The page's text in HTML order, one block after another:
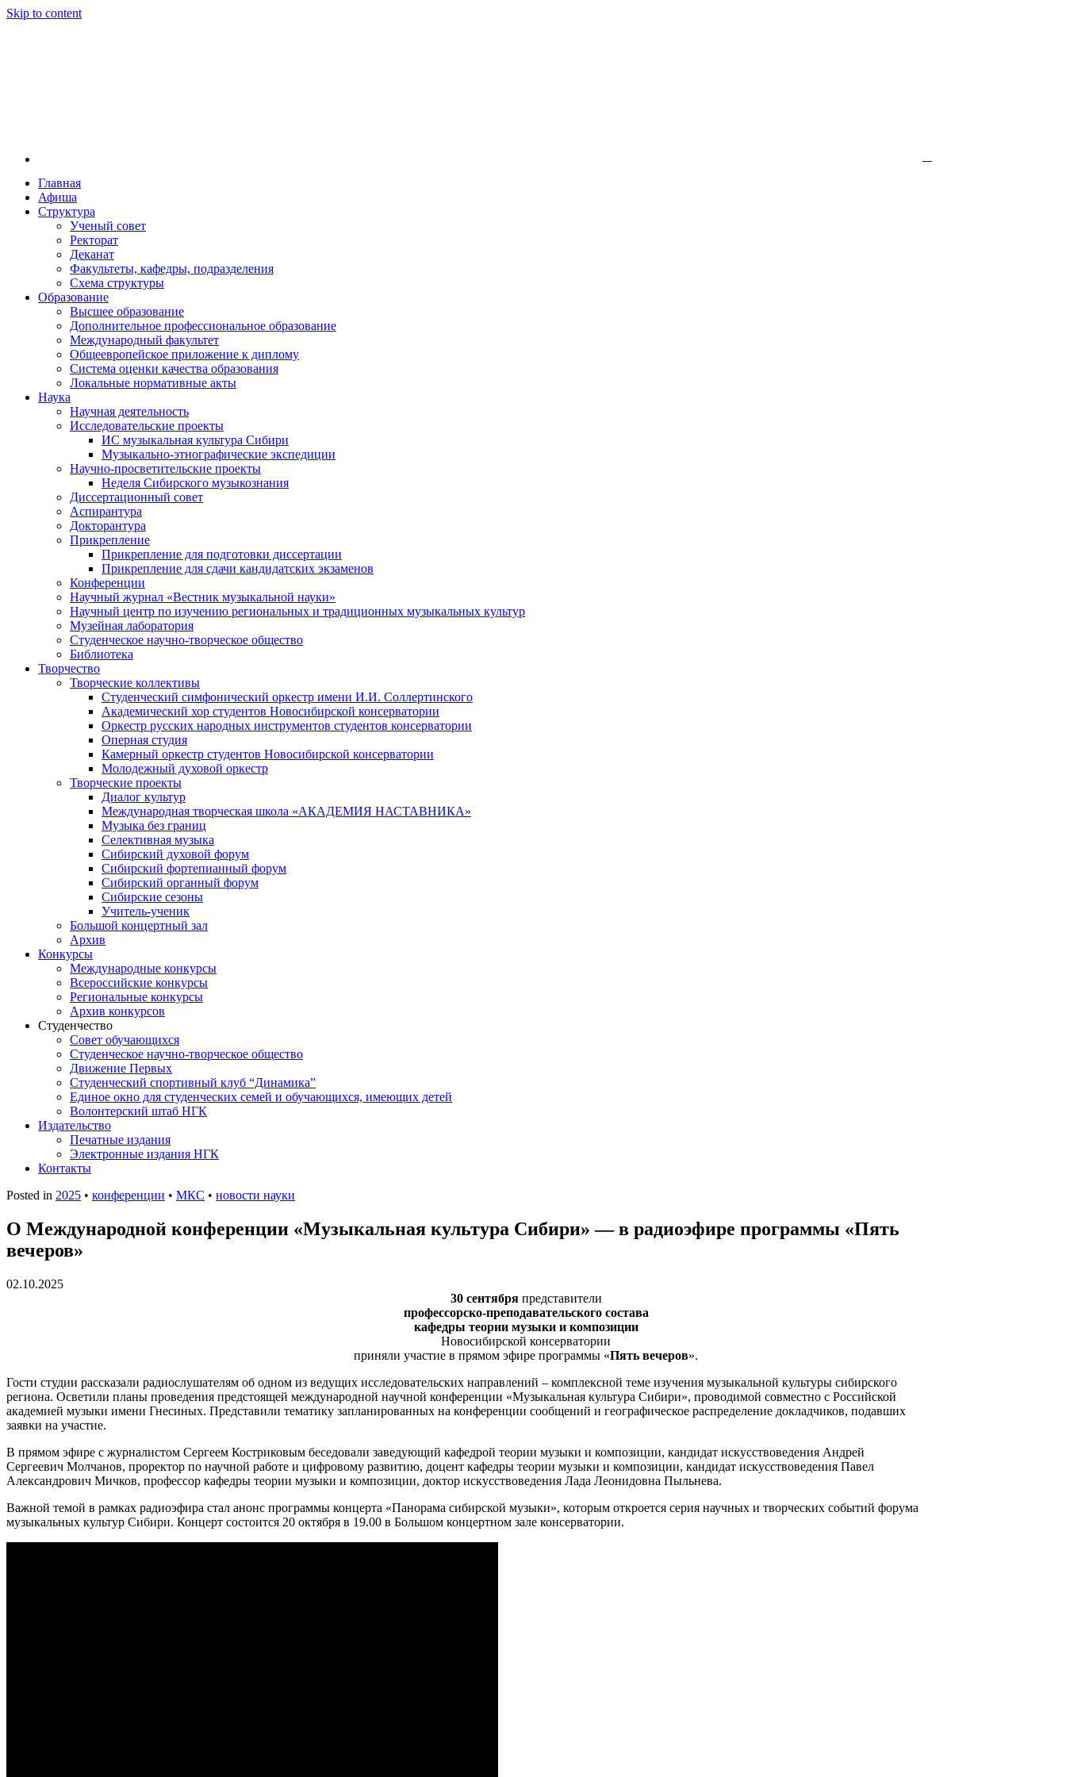
Skip to content
Новосибирская государственная консерватория имени М. И. Глинки
Новосибирская государственная консерватория имени М. И. Глинки — высшее музыкальное учебное заведение в Новосибирске. Основанная в 1956
году распоряжением совмина РСФСР и указом министерства культуры РСФСР, консерватория стала первым музыкальным высшим учебным
заведением в Сибири[2] и до сих пор остаётся единственным за пределами европейской части России[3]. С 1957 года она носит имя Михаила Ивановича
Глинки.
Главная
Афиша
Структура
Ученый совет
Ректорат
Деканат
Факультеты, кафедры, подразделения
Схема структуры
Образование
Высшее образование
Дополнительное профессиональное образование
Международный факультет
Общеевропейское приложение к диплому
Система оценки качества образования
Локальные нормативные акты
Наука
Научная деятельность
Исследовательские проекты
ИС музыкальная культура Сибири
Музыкально-этнографические экспедиции
Научно-просветительские проекты
Неделя Сибирского музыкознания
Диссертационный совет
Аспирантура
Докторантура
Прикрепление
Прикрепление для подготовки диссертации
Прикрепление для сдачи кандидатских экзаменов
Конференции
Научный журнал «Вестник музыкальной науки»
Научный центр по изучению региональных и традиционных музыкальных культур
Музейная лаборатория
Студенческое научно-творческое общество
Библиотека
Творчество
Творческие коллективы
Студенческий симфонический оркестр имени И.И. Соллертинского
Академический хор студентов Новосибирской консерватории
Оркестр русских народных инструментов студентов консерватории
Оперная студия
Камерный оркестр студентов Новосибирской консерватории
Молодежный духовой оркестр
Творческие проекты
Диалог культур
Международная творческая школа «АКАДЕМИЯ НАСТАВНИКА»
Музыка без границ
Селективная музыка
Сибирский духовой форум
Сибирский фортепианный форум
Сибирский органный форум
Сибирские сезоны
Учитель-ученик
Большой концертный зал
Архив
Конкурсы
Международные конкурсы
Всероссийские конкурсы
Региональные конкурсы
Архив конкурсов
Студенчество
Совет обучающихся
Студенческое научно-творческое общество
Движение Первых
Студенческий спортивный клуб “Динамика”
Единое окно для студенческих семей и обучающихся, имеющих детей
Волонтерский штаб НГК
Издательство
Печатные издания
Электронные издания НГК
Контакты
Posted in 2025 • конференции • МКС • новости науки
О Международной конференции «Музыкальная культура Сибири» — в радиоэфире программы «Пять
вечеров»
02.10.2025
30 сентябряпредставители
профессорско-преподавательского состава
кафедры теории музыки и композиции
Новосибирской консерватории
приняли участие в прямом эфире программы «Пять вечеров».
Гости студии рассказали радиослушателям об одном из ведущих исследовательских направлений – комплексной теме изучения музыкальной культуры сибирского
региона. Осветили планы проведения предстоящей международной научной конференции «Музыкальная культура Сибири», проводимой совместно с Российской
академией музыки имени Гнесиных. Представили тематику запланированных на конференции сообщений и географическое распределение докладчиков, подавших
заявки на участие.
В прямом эфире с журналистом Сергеем Костриковым беседовали заведующий кафедрой теории музыки и композиции, кандидат искусствоведения Андрей
Сергеевич Молчанов, проректор по научной работе и цифровому развитию, доцент кафедры теории музыки и композиции, кандидат искусствоведения Павел
Александрович Мичков, профессор кафедры теории музыки и композиции, доктор искусствоведения Лада Леонидовна Пыльнева.
Важной темой в рамках радиоэфира стал анонс программы концерта «Панорама сибирской музыки», которым откроется серия научных и творческих событий форума
музыкальных культур Сибири. Концерт состоится 20 октября в 19.00 в Большом концертном зале консерватории.